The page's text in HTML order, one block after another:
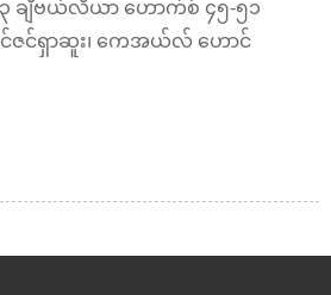
ချီဗယ်လီယာ ဟောက်စ် ၄၅-၅၁
ဇင်ရှာဆူး၊ ကေအယ်လ် ဟောင်